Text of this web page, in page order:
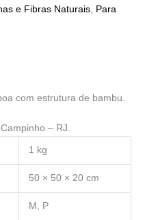
e Fibras Naturais
Para
com estrutura de bambu.
– RJ.
1 kg
50 × 50 × 20 cm
M, P